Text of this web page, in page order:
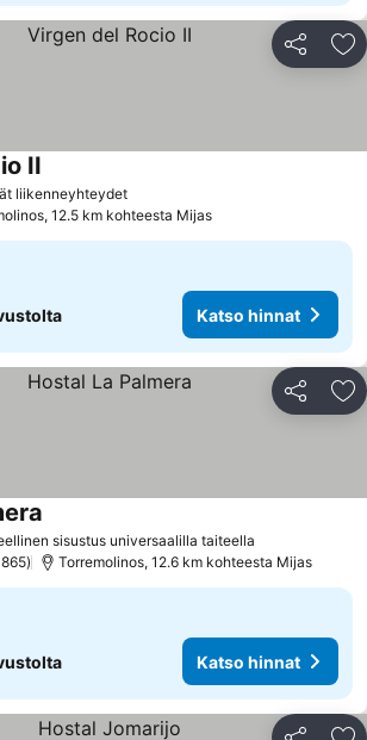
Jaa
liikenneyhteydetKatso hinnat
II
12.5 km kohteesta Mijas
Katso hinnat
Jaa
sisustus universaalilla taiteella
Torremolinos, 12.6 km kohteesta Mijas
Katso hinnat